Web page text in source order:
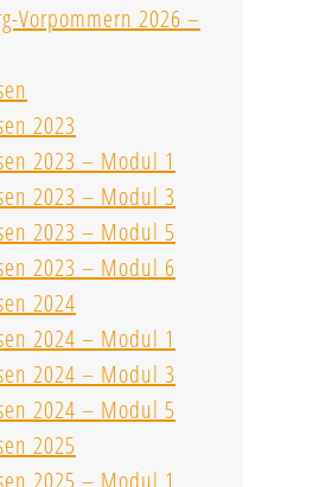
Vorpommern 2026 –
2023
2023 – Modul 1
2023 – Modul 3
2023 – Modul 5
2023 – Modul 6
2024
2024 – Modul 1
2024 – Modul 3
2024 – Modul 5
2025
2025 – Modul 1